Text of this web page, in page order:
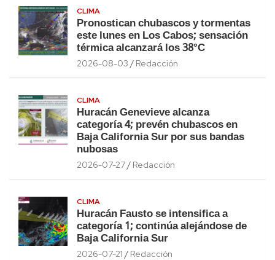
CLIMA
Pronostican chubascos y tormentas
este lunes en Los Cabos; sensación
térmica alcanzará los 38°C
2026-08-03 Redacción
CLIMA
Huracán Genevieve alcanza
categoría 4; prevén chubascos en
Baja California Sur por sus bandas
nubosas
2026-07-27 Redacción
CLIMA
Huracán Fausto se intensifica a
categoría 1; continúa alejándose de
Baja California Sur
2026-07-21 Redacción